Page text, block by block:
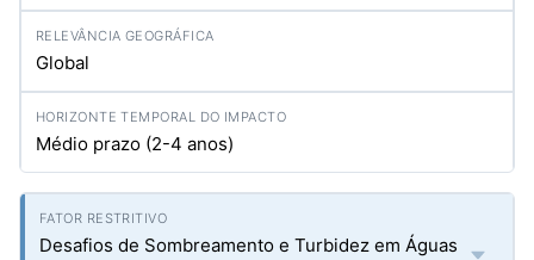
Global
Médio prazo (2-4 anos)
Desafios de Sombreamento e Turbidez em Águas